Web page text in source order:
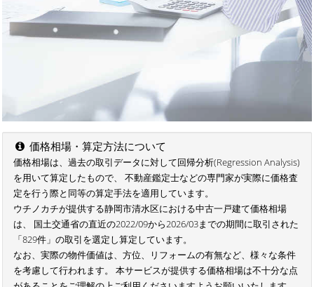
価格相場・算定方法について
価格相場は、過去の取引データに対して回帰分析(Regression Analysis)
を用いて算定したもので、 不動産鑑定士などの専門家が実際に価格査
定を行う際と同等の算定手法を適用しています。
ウチノカチが提供する静岡市清水区における中古一戸建て価格相場
は、 国土交通省の直近の2022/09から2026/03までの期間に取引された
「829件」の取引を選定し算定しています。
なお、実際の物件価値は、方位、リフォームの有無など、様々な条件
を考慮して行われます。 本サービスが提供する価格相場は不十分な点